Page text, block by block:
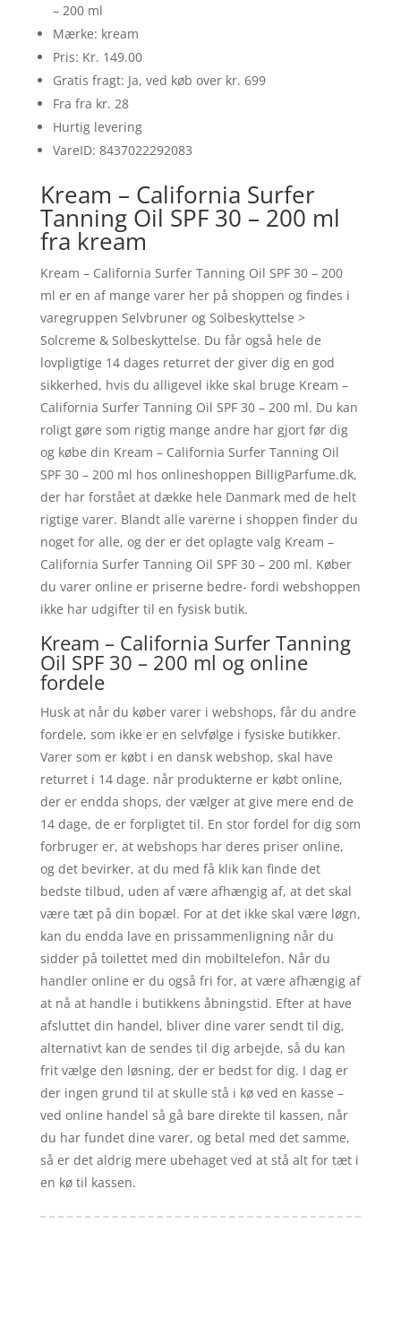
– 200 ml
Mærke: kream
Pris: Kr. 149.00
Gratis fragt: Ja, ved køb over kr. 699
Fra fra kr. 28
Hurtig levering
VareID: 8437022292083
Kream – California Surfer
Tanning Oil SPF 30 – 200 ml
fra kream
Kream – California Surfer Tanning Oil SPF 30 – 200
ml er en af mange varer her på shoppen og findes i
varegruppen Selvbruner og Solbeskyttelse >
Solcreme & Solbeskyttelse. Du får også hele de
lovpligtige 14 dages returret der giver dig en god
sikkerhed, hvis du alligevel ikke skal bruge Kream –
California Surfer Tanning Oil SPF 30 – 200 ml. Du kan
roligt gøre som rigtig mange andre har gjort før dig
og købe din Kream – California Surfer Tanning Oil
SPF 30 – 200 ml hos onlineshoppen BilligParfume.dk,
der har forstået at dække hele Danmark med de helt
rigtige varer. Blandt alle varerne i shoppen finder du
noget for alle, og der er det oplagte valg Kream –
California Surfer Tanning Oil SPF 30 – 200 ml. Køber
du varer online er priserne bedre- fordi webshoppen
ikke har udgifter til en fysisk butik.
Kream – California Surfer Tanning
Oil SPF 30 – 200 ml og online
fordele
Husk at når du køber varer i webshops, får du andre
fordele, som ikke er en selvfølge i fysiske butikker.
Varer som er købt i en dansk webshop, skal have
returret i 14 dage. når produkterne er købt online,
der er endda shops, der vælger at give mere end de
14 dage, de er forpligtet til. En stor fordel for dig som
forbruger er, at webshops har deres priser online,
og det bevirker, at du med få klik kan finde det
bedste tilbud, uden af være afhængig af, at det skal
være tæt på din bopæl. For at det ikke skal være løgn,
kan du endda lave en prissammenligning når du
sidder på toilettet med din mobiltelefon. Når du
handler online er du også fri for, at være afhængig af
at nå at handle i butikkens åbningstid. Efter at have
afsluttet din handel, bliver dine varer sendt til dig,
alternativt kan de sendes til dig arbejde, så du kan
frit vælge den løsning, der er bedst for dig. I dag er
der ingen grund til at skulle stå i kø ved en kasse –
ved online handel så gå bare direkte til kassen, når
du har fundet dine varer, og betal med det samme,
så er det aldrig mere ubehaget ved at stå alt for tæt i
en kø til kassen.